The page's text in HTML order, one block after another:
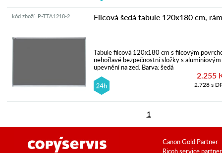
kód zboží: P-TTA1218-2 Filcová šedá tabule 120x180 cm,
Tabule filcová 120x180 cm s filcovým
nehořlavé bezpečnostní složky s
upevnění na zeď. Barva: šedá
2.255
2.728 s
1
Canon Gold Partner
Ricoh service partner